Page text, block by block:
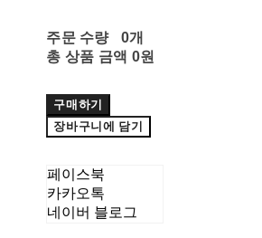
주문 수량
0개
총 상품 금액 0원
구매하기
장바구니에 담기
페이스북
카카오톡
네이버 블로그